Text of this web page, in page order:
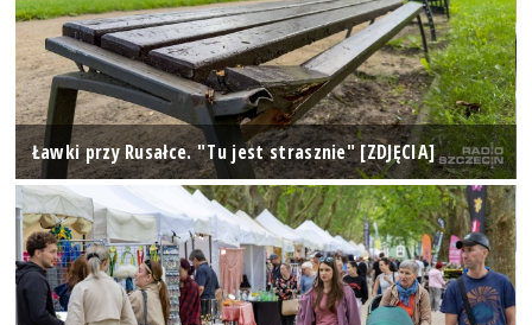
Ławki przy Rusałce. "Tu jest strasznie" [ZDJĘCIA]